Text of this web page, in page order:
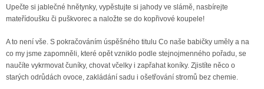
Upečte si jablečné hnětynky, vypěstujte si jahody ve slámě, nasbírejte
mateřídoušku či puškvorec a naložte se do kopřivové koupele!
A to není vše. S pokračováním úspěšného titulu Co naše babičky uměly a na
co my jsme zapomněli, které opět vzniklo podle stejnojmenného pořadu, se
naučíte vykrmovat čuníky, chovat včelky i zapřahat koníky. Zjistíte něco o
starých odrůdách ovoce, zakládání sadu i ošetřování stromů bez chemie.